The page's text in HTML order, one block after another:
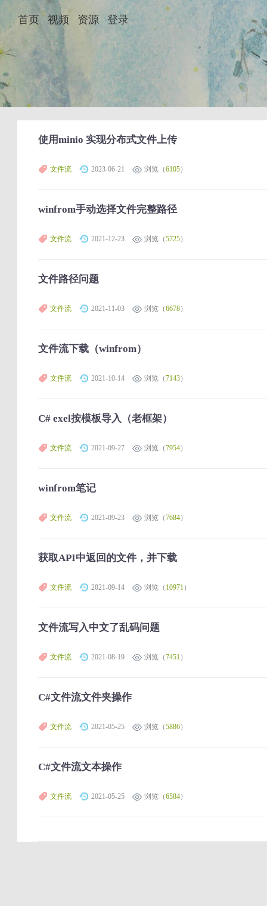
首页 视频 资源 登录
使用minio 实现分布式文件上传
文件流 2023-06-21 浏览（6105）
winfrom手动选择文件完整路径
文件流 2021-12-23 浏览（5725）
文件路径问题
文件流 2021-11-03 浏览（6678）
文件流下载（winfrom）
文件流 2021-10-14 浏览（7143）
C# exel按模板导入（老框架）
文件流 2021-09-27 浏览（7954）
winfrom笔记
文件流 2021-09-23 浏览（7684）
获取API中返回的文件，并下载
文件流 2021-09-14 浏览（ 10971）
文件流写入中文了乱码问题
文件流 2021-08-19 浏览（7451）
C#文件流文件夹操作
文件流 2021-05-25 浏览（5886）
C#文件流文本操作
文件流 2021-05-25 浏览（6584）